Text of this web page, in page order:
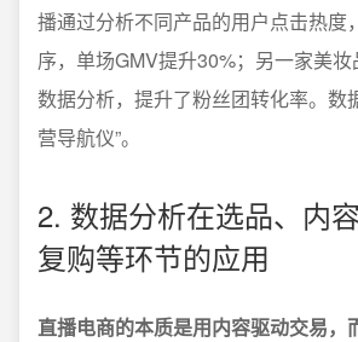
播通过分析不同产品的用户点击热度
序，单场GMV提升30%；另一家美
数据分析，提升了粉丝团转化率。数
营导航仪”。
2. 数据分析在选品、内容
复购等环节的应用
直播电商的本质是用内容驱动交易，